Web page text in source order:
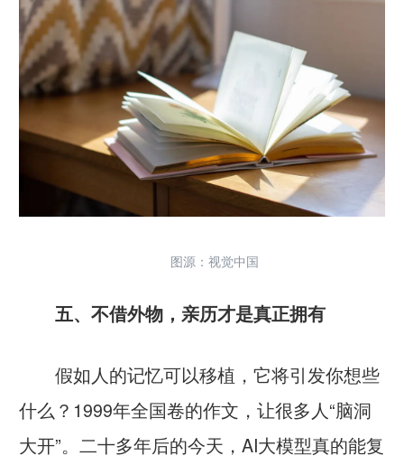
图源：视觉中国
五、不借外物，亲历才是真正拥有
假如人的记忆可以移植，它将引发你想些
什么？1999年全国卷的作文，让很多人“脑洞
大开”。二十多年后的今天，AI大模型真的能复